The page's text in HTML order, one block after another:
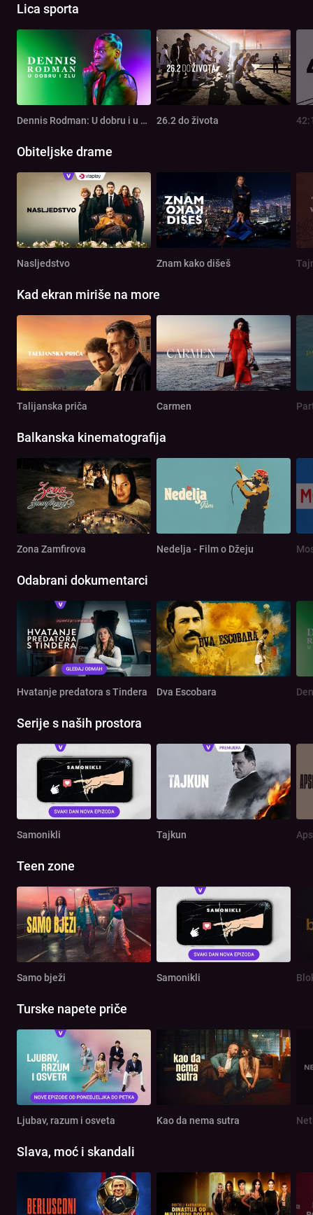
Lica sporta
Dennis Rodman: U dobru i u zlu 26.2 do života
Obiteljske drame
Nasljedstvo Znam kako dišeš
Kad ekran miriše na more
Talijanska priča Carmen
Balkanska kinematografija
Zona Zamfirova Nedelja - Film o Džeju
Odabrani dokumentarci
Hvatanje predatora s Tindera Dva Escobara
Serije s naših prostora
Samonikli Tajkun
Teen zone
Samo bježi Samonikli
Turske napete priče
Ljubav, razum i osveta Kao da nema sutra
Slava, moć i skandali